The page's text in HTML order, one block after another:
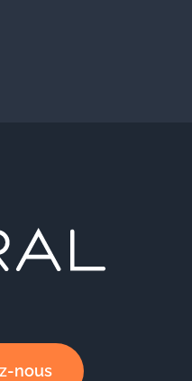
nous